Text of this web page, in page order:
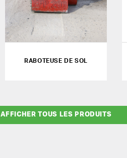
RABOTEUSE DE SOL
AFFICHER TOUS LES PRODUITS